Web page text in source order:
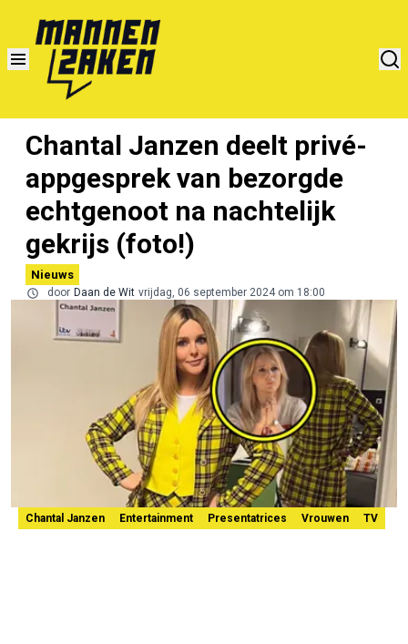
Chantal Janzen deelt privé-
appgesprek van bezorgde
echtgenoot na nachtelijk
gekrijs (foto!)
Nieuws
door Daan de Wit vrijdag, 06 september 2024 om 18:00
Chantal Janzen Entertainment Presentatrices Vrouwen TV